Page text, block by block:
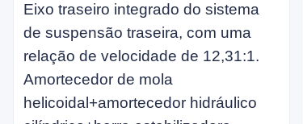
Eixo traseiro integrado do sistema
de suspensão traseira, com uma
relação de velocidade de 12,31:1.
Amortecedor de mola
helicoidal+amortecedor hidráulico